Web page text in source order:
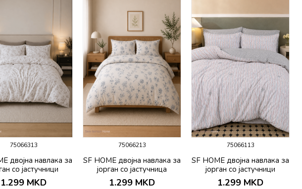
75066313
двојна навлака за
со јастучници
200х230 Bueno
1.299 MKD
75066213
SF HOME двојна навлака за
јорган со јастучница
200х230 Bello
1.299 MKD
75066113
SF HOME двојна навлака за
јорган со јастучници
200х230 Sueno
1.299 MKD